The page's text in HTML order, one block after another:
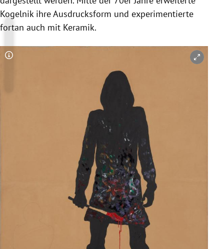
Kogelnik ihre Ausdrucksform und experimentierte
fortan auch mit Keramik.
Copyright-Hinweis öffnen/schließen